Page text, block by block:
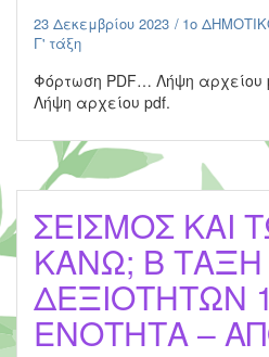
23 Δεκεμβρίου 2023
1ο
Γ' τάξη
Φόρτωση PDF… Λήψη
Λήψη αρχείου pdf.
ΣΕΙΣΜΟΣ ΚΑΙ
ΚΑΝΩ; Β ΤΑΞΗ
ΔΕΞΙΟΤΗΤΩΝ
ΕΝΟΤΗΤΑ –